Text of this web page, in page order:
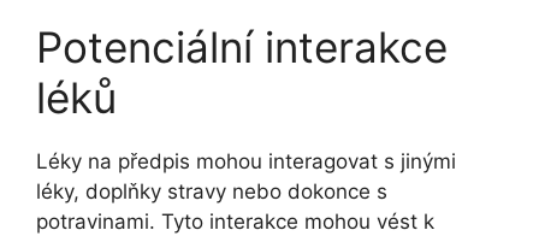
Potenciální interakce
léků
Léky na předpis mohou interagovat s jinými
léky, doplňky stravy nebo dokonce s
potravinami. Tyto interakce mohou vést k